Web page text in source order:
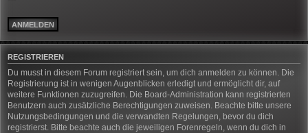
REGISTRIEREN
Du musst in diesem Forum registriert sein, um dich anmelden zu können. Die
Registrierung ist in wenigen Augenblicken erledigt und ermöglicht dir, auf
weitere Funktionen zuzugreifen. Die Board-Administration kann registrierten
Benutzern auch zusätzliche Berechtigungen zuweisen. Beachte bitte unsere
Nutzungsbedingungen und die verwandten Regelungen, bevor du dich
registrierst. Bitte beachte auch die jeweiligen Forenregeln, wenn du dich in